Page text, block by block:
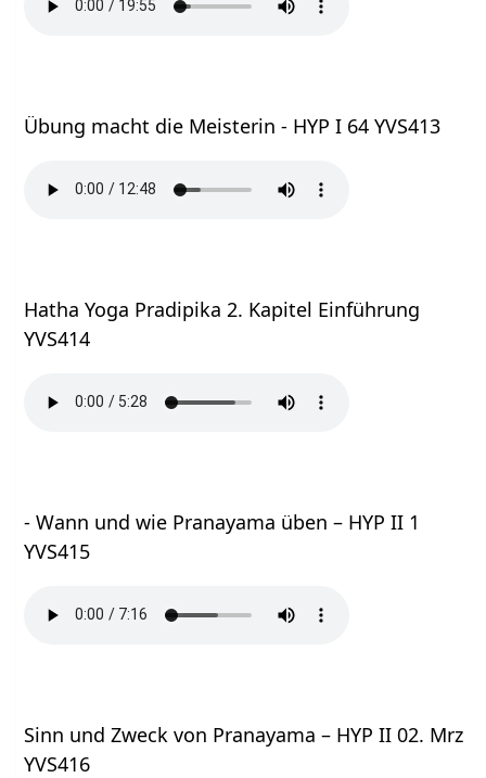
Übung macht die Meisterin - HYP I 64 YVS413
Hatha Yoga Pradipika 2. Kapitel Einführung
YVS414
- Wann und wie Pranayama üben – HYP II 1
YVS415
Sinn und Zweck von Pranayama – HYP II 02. Mrz
YVS416